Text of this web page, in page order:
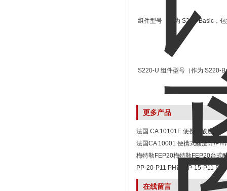
组件型号（作为 S220-Basic，
S220-U 组件型号（作为 S220-
更多产品
法国 CA 10101E 便携式酸度计
法国CA 10001 便携式酸度计/PH
梅特勒FEP20梅特勒FEP20台式
PP-20-P11 PH计/PP-15-P11 PH
PH计/电导计/离子计
在线留言